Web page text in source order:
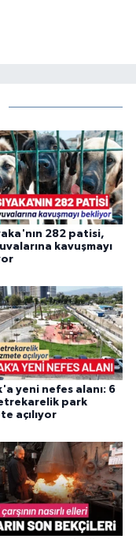
282 patisi,
kavuşmayı
yeni nefes alanı: 6
park
açılıyor